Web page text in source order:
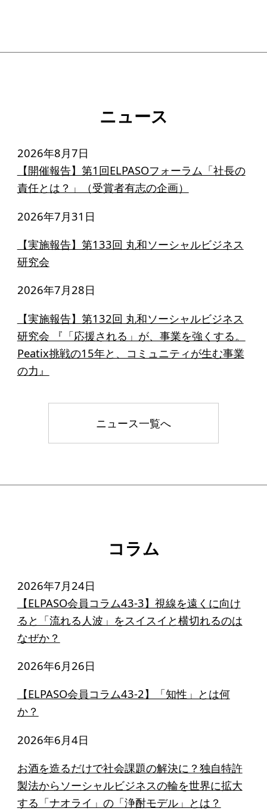
寄付支援者
コラム
ニュース
2026年8月7日
【開催報告】第1回ELPASOフォーラム「社長の
責任とは？」（受賞者有志の企画）
2026年7月31日
【実施報告】第133回 丸和ソーシャルビジネス
研究会
2026年7月28日
【実施報告】第132回 丸和ソーシャルビジネス
研究会 『「応援される」が、事業を強くする。
Peatix挑戦の15年と、コミュニティが生む事業
の力』
ニュース一覧へ
コラム
2026年7月24日
【ELPASO会員コラム43-3】視線を遠くに向け
ると「流れる人波」をスイスイと横切れるのは
なぜか？
2026年6月26日
【ELPASO会員コラム43-2】「知性」とは何
か？
2026年6月4日
お酒を造るだけで社会課題の解決に？独自特許
製法からソーシャルビジネスの輪を世界に拡大
する「ナオライ」の「浄酎モデル」とは？